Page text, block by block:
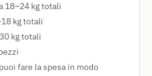
18–24 kg totali
kg totali
kg totali
fare la spesa in modo